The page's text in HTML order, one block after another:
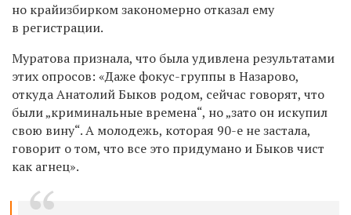
но крайизбирком закономерно отказал ему
в регистрации.
Муратова признала, что была удивлена результатами
этих опросов: «Даже фокус-группы в Назарово,
откуда Анатолий Быков родом, сейчас говорят, что
были „криминальные времена“, но „зато он искупил
свою вину“. А молодежь, которая 90-е не застала,
говорит о том, что все это придумано и Быков чист
как агнец».